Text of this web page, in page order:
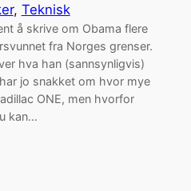
, Teknisk
å skrive om Obama flere
fra Norges grenser.
hva han (sannsynligvis)
jo snakket om hvor mye
ONE, men hvorfor
kan…